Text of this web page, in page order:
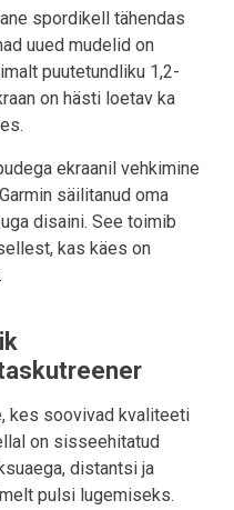
spordikell tähendas
uued mudelid on
puutetundliku 1,2-
on hästi loetav ka
ekraanil vehkimine
säilitanud oma
disaini. See toimib
kas käes on
kes soovivad kvaliteeti
on sisseehitatud
distantsi ja
pulsi lugemiseks.